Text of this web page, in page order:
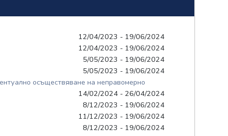
12/04/2023 - 19/06/2024
12/04/2023 - 19/06/2024
5/05/2023 - 19/06/2024
5/05/2023 - 19/06/2024
осъществяване на неправомерно
14/02/2024 - 26/04/2024
8/12/2023 - 19/06/2024
11/12/2023 - 19/06/2024
8/12/2023 - 19/06/2024